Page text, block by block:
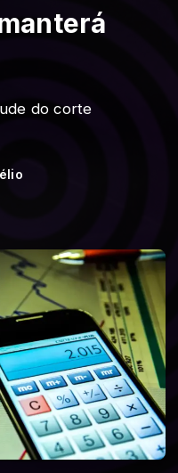
do corte